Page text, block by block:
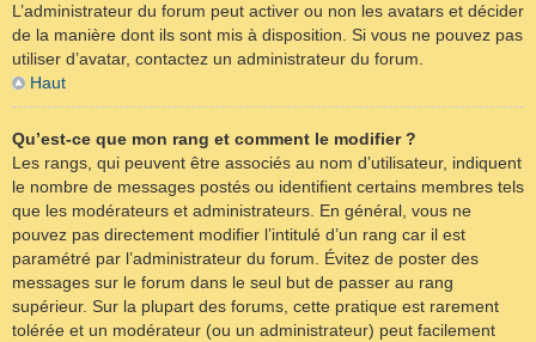
L’administrateur du forum peut activer ou non les avatars et décider
de la manière dont ils sont mis à disposition. Si vous ne pouvez pas
utiliser d’avatar, contactez un administrateur du forum.
Haut
Qu’est-ce que mon rang et comment le modifier ?
Les rangs, qui peuvent être associés au nom d’utilisateur, indiquent
le nombre de messages postés ou identifient certains membres tels
que les modérateurs et administrateurs. En général, vous ne
pouvez pas directement modifier l’intitulé d’un rang car il est
paramétré par l’administrateur du forum. Évitez de poster des
messages sur le forum dans le seul but de passer au rang
supérieur. Sur la plupart des forums, cette pratique est rarement
tolérée et un modérateur (ou un administrateur) peut facilement